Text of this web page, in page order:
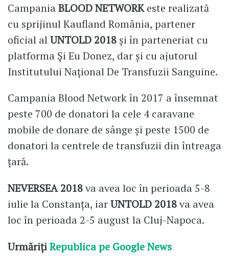
CampaniaBLOOD NETWORKeste realizată
cu sprijinul Kaufland România, partener
oficial alUNTOLD 2018 și în parteneriat cu
platforma Și Eu Donez, dar și cu ajutorul
Institutului Național De Transfuzii Sanguine.
Campania Blood Network în 2017 a însemnat
peste 700 de donatori la cele 4 caravane
mobile de donare de sânge și peste 1500 de
donatori la centrele de transfuzii din întreaga
țară.
NEVERSEA 2018va avea loc în perioada 5-8
iulie la Constanța, iarUNTOLD 2018va avea
loc în perioada 2-5 august la Cluj-Napoca.
UrmărițiRepublica pe Google News